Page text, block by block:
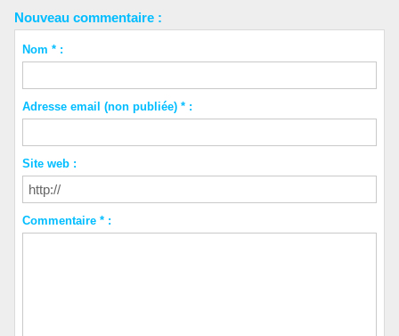
Nouveau commentaire :
Nom * :
Adresse email (non publiée) * :
Site web :
Commentaire * :